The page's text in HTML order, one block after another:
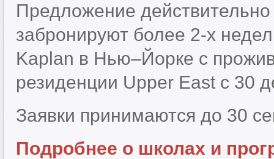
Предложение
забронируют более 2-х
Kaplan в Нью–Йорке с
резиденции Upper East с 30
Заявки принимаются до 30
Подробнее о школах и